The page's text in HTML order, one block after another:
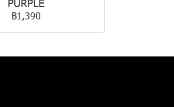
฿1,390